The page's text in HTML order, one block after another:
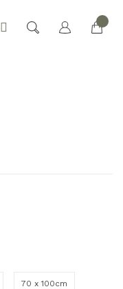
70 x 100cm